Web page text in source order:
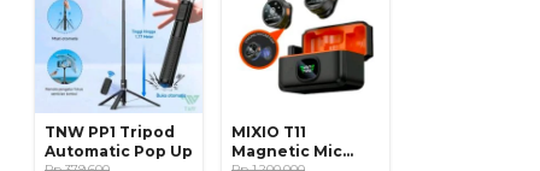
TNW PP1 Tripod
Automatic Pop Up
MIXIO T11
Magnetic Mic